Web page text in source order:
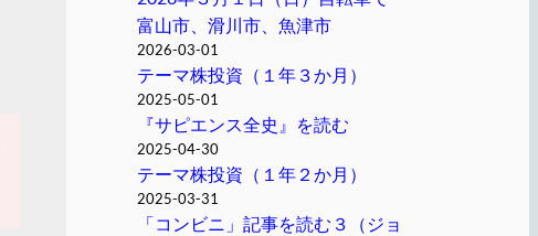
富山市、滑川市、魚津市
2026-03-01
テーマ株投資（１年３か月）
2025-05-01
『サピエンス全史』を読む
2025-04-30
テーマ株投資（１年２か月）
2025-03-31
「コンビニ」記事を読む３（ジョ